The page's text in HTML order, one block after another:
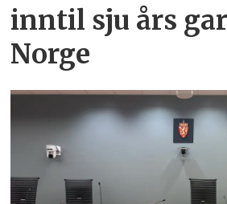
inntil sju års
Norge